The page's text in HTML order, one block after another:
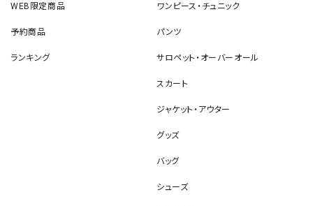
WEB限定商品
予約商品
ランキング
ワンピース・チュニック
パンツ
サロペット・オーバーオール
スカート
ジャケット・アウター
グッズ
バッグ
シューズ